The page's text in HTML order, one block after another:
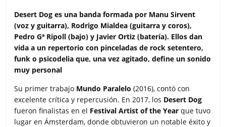
c
e
b
o
o
k
i
t
t
e
a
t
s
A
p
p
a
l
m
p
a
r
i
Desert Dog es una banda formada por Manu Sirvent
(voz y guitarra), Rodrigo Mialdea (guitarra y coros),
Pedro Gª Ripoll (bajo) y Javier Ortiz (batería). Ellos dan
vida a un repertorio con pinceladas de rock setentero,
funk o psicodelia que, una vez agitado, define un sonido
muy personal
Su primer trabajo Mundo Paralelo (2016), contó con
excelente crítica y repercusión. En 2017, los Desert Dog
fueron finalistas en el Festival Artist of the Year que tuvo
lugar en Ámsterdam, donde obtuvieron un notable éxito y